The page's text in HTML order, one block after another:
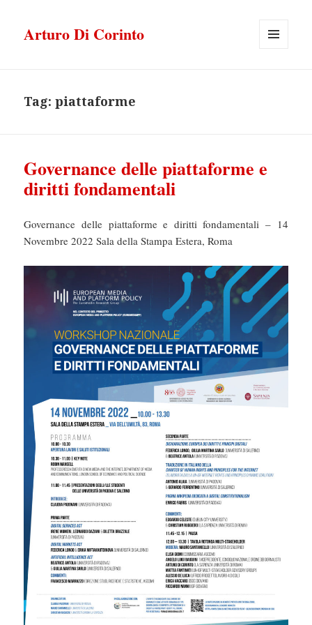
Arturo Di Corinto
Tag:piattaforme
Governance delle piattaforme e
diritti fondamentali
Governance delle piattaforme e diritti fondamentali – 14
Novembre 2022 Sala della Stampa Estera, Roma